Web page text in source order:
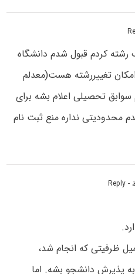
کردم قبول شدم دانشگاه
تغییررشته هست(معدلم
سوابق تحصیلی اعلام بشه برای
نداره منع ثبت نام
- Reply
ظرفیتی که انجام شد،
پذیرش دانشجو بشه. اما